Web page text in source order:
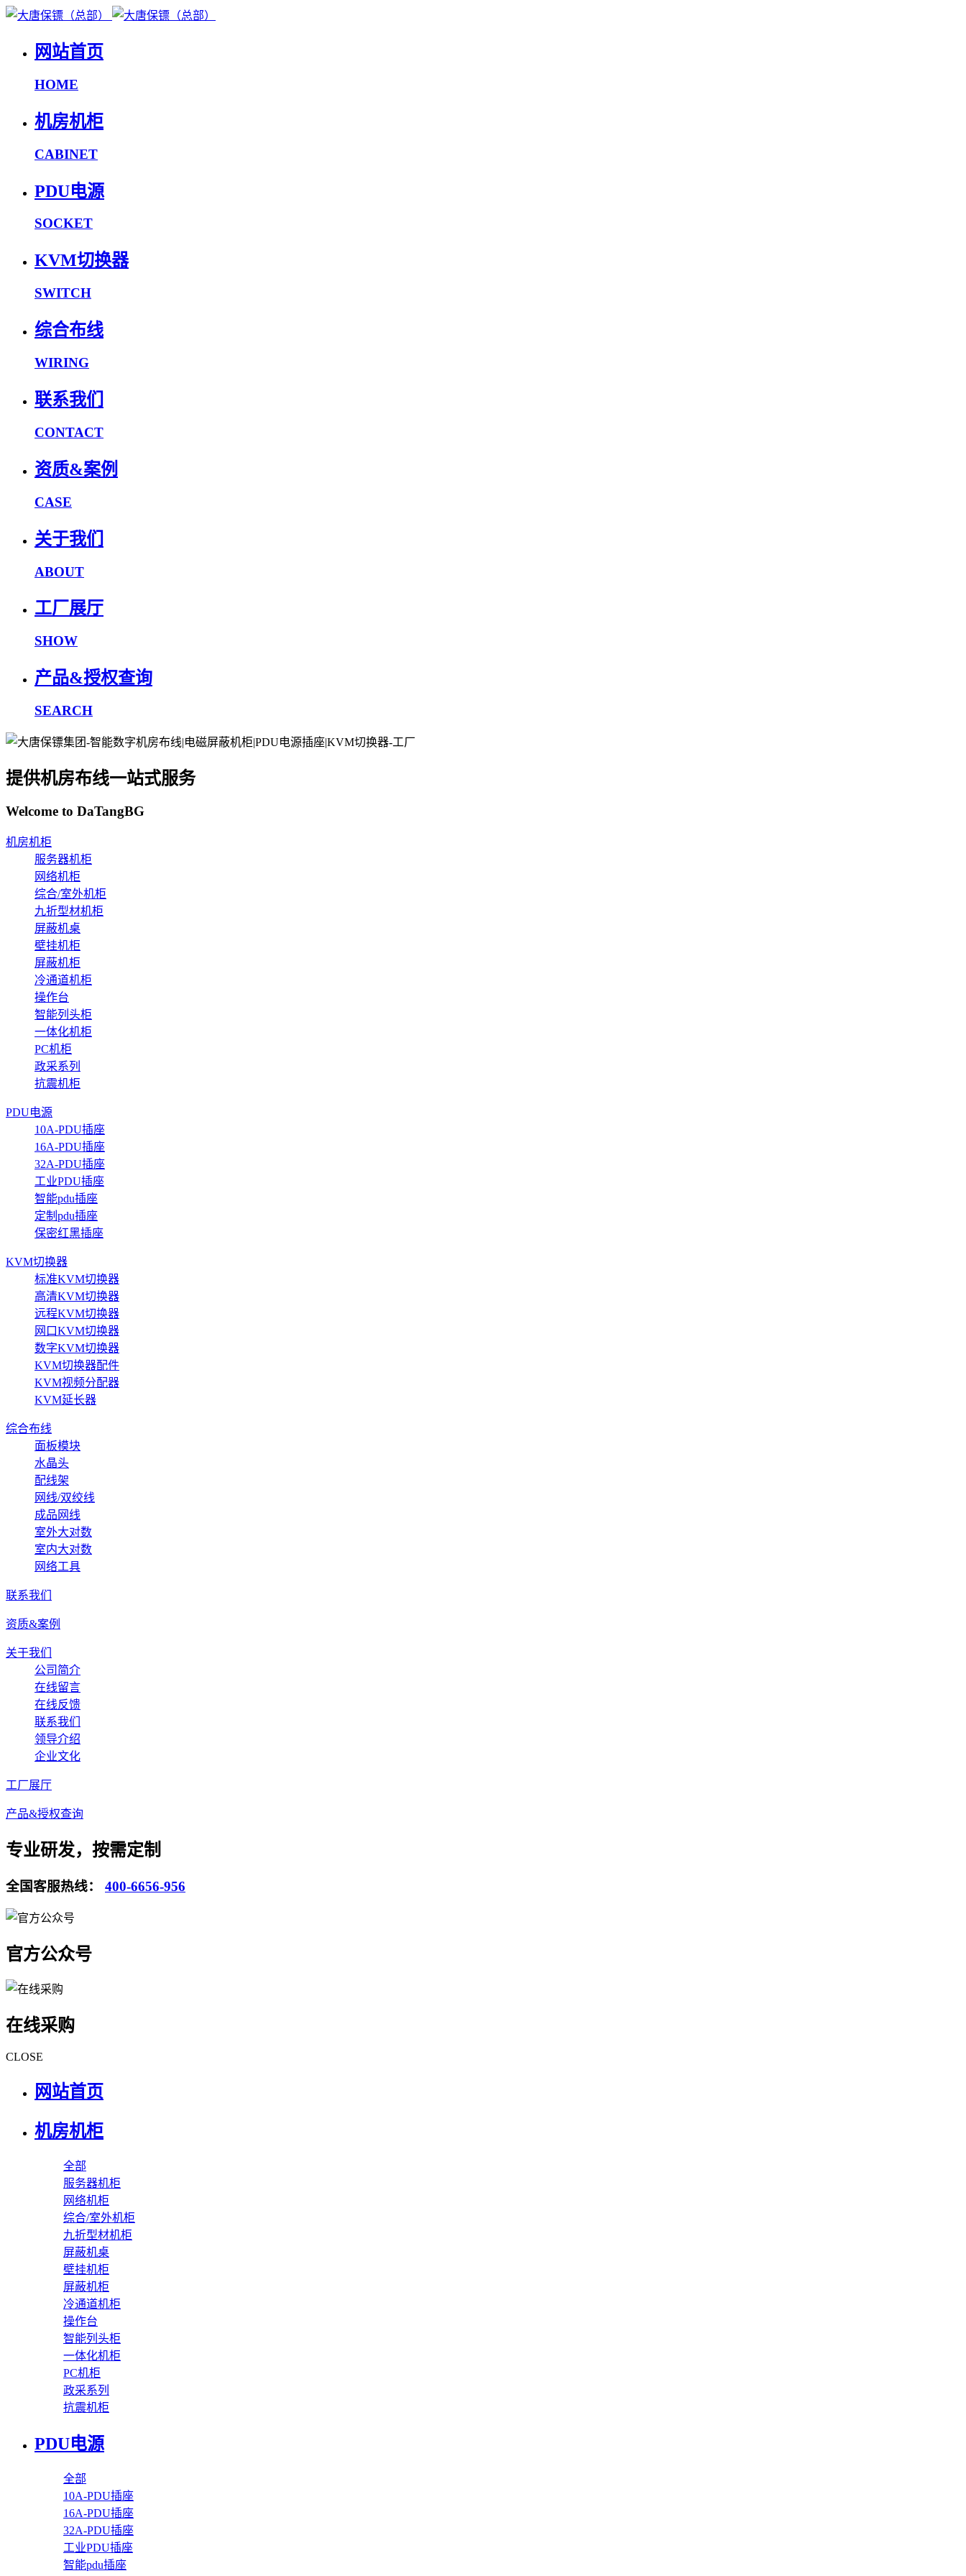
网站首页
HOME
机房机柜
CABINET
PDU电源
SOCKET
KVM切换器
SWITCH
综合布线
WIRING
联系我们
CONTACT
资质&案例
CASE
关于我们
ABOUT
工厂展厅
SHOW
产品&授权查询
SEARCH
提供机房布线一站式服务
Welcome to DaTangBG
机房机柜
服务器机柜
网络机柜
综合/室外机柜
九折型材机柜
屏蔽机桌
壁挂机柜
屏蔽机柜
冷通道机柜
操作台
智能列头柜
一体化机柜
PC机柜
政采系列
抗震机柜
PDU电源
10A-PDU插座
16A-PDU插座
32A-PDU插座
工业PDU插座
智能pdu插座
定制pdu插座
保密红黑插座
KVM切换器
标准KVM切换器
高清KVM切换器
远程KVM切换器
网口KVM切换器
数字KVM切换器
KVM切换器配件
KVM视频分配器
KVM延长器
综合布线
面板模块
水晶头
配线架
网线/双绞线
成品网线
室外大对数
室内大对数
网络工具
联系我们
资质&案例
关于我们
公司简介
在线留言
在线反馈
联系我们
领导介绍
企业文化
工厂展厅
产品&授权查询
专业研发，按需定制
全国客服热线： 400-6656-956
官方公众号
在线采购
CLOSE
网站首页
机房机柜
全部
服务器机柜
网络机柜
综合/室外机柜
九折型材机柜
屏蔽机桌
壁挂机柜
屏蔽机柜
冷通道机柜
操作台
智能列头柜
一体化机柜
PC机柜
政采系列
抗震机柜
PDU电源
全部
10A-PDU插座
16A-PDU插座
32A-PDU插座
工业PDU插座
智能pdu插座